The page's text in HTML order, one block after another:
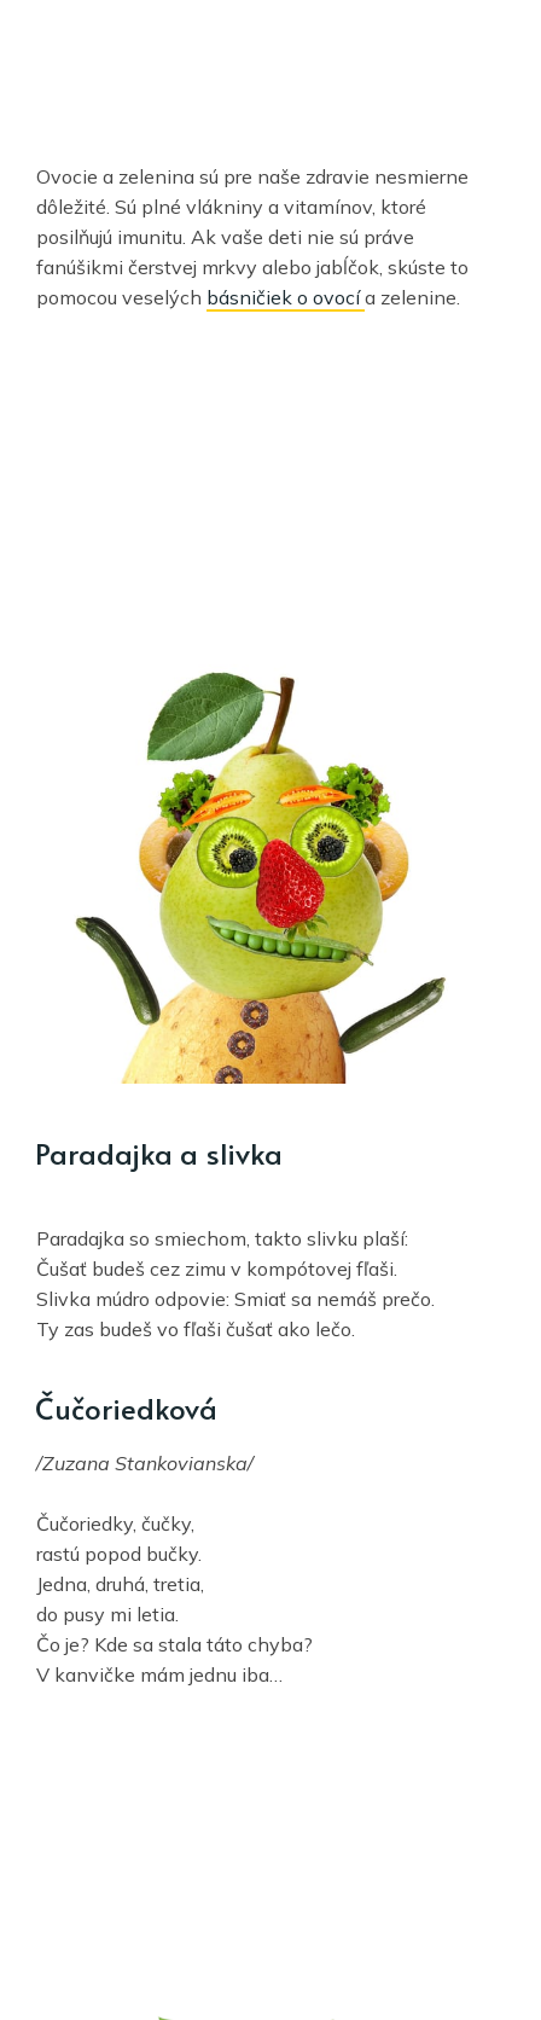
Ovocie a zelenina sú pre naše zdravie nesmierne
dôležité. Sú plné vlákniny a vitamínov, ktoré
posilňujú imunitu. Ak vaše deti nie sú práve
fanúšikmi čerstvej mrkvy alebo jabĺčok, skúste to
pomocou veselých básničiek o ovocía zelenine.
Paradajka a slivka
Paradajka so smiechom, takto slivku plaší:
Čušať budeš cez zimu v kompótovej fľaši.
Slivka múdro odpovie: Smiať sa nemáš prečo.
Ty zas budeš vo fľaši čušať ako lečo.
Čučoriedková
/Zuzana Stankovianska/
Čučoriedky, čučky,
rastú popod bučky.
Jedna, druhá, tretia,
do pusy mi letia.
Čo je? Kde sa stala táto chyba?
V kanvičke mám jednu iba…